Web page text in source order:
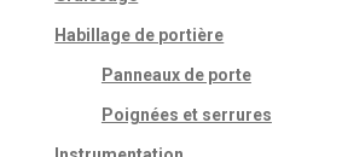
Habillage de portière
Panneaux de porte
Poignées et serrures